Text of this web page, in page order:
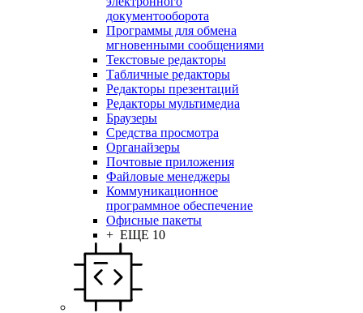
документооборота
Программы для обмена
мгновенными сообщениями
Текстовые редакторы
Табличные редакторы
Редакторы презентаций
Редакторы мультимедиа
Браузеры
Средства просмотра
Органайзеры
Почтовые приложения
Файловые менеджеры
Коммуникационное
программное обеспечение
Офисные пакеты
+ ЕЩЕ 10